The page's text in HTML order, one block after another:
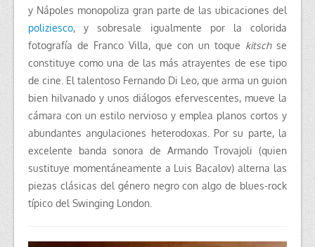
y Nápoles monopoliza gran parte de las ubicaciones del
poliziesco, y sobresale igualmente por la colorida
fotografía de Franco Villa, que con un toque kitschse
constituye como una de las más atrayentes de ese tipo
de cine. El talentoso Fernando Di Leo, que arma un guion
bien hilvanado y unos diálogos efervescentes, mueve la
cámara con un estilo nervioso y emplea planos cortos y
abundantes angulaciones heterodoxas. Por su parte, la
excelente banda sonora de Armando Trovajoli (quien
sustituye momentáneamente a Luis Bacalov) alterna las
piezas clásicas del género negro con algo de blues-rock
típico del Swinging London.